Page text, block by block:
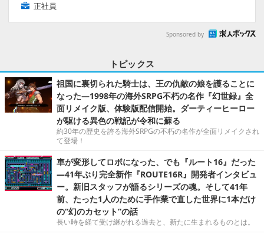
正社員
Sponsored by
トピックス
祖国に裏切られた騎士は、王の仇敵の娘を護ることに
なった―1998年の海外SRPG不朽の名作『幻世録』全
面リメイク版、体験版配信開始。ダーティーヒーロー
が駆ける異色の戦記が令和に蘇る
約30年の歴史を誇る海外SRPGの不朽の名作が全面リメイクされ
て登場！
車が変形してロボになった、でも『ルート16』だった
―41年ぶり完全新作『ROUTE16R』開発者インタビュ
ー。新旧スタッフが語るシリーズの魂。そして41年
前、たった1人のために手作業で直した世界に1本だけ
の“幻のカセット”の話
長い時を経て受け継がれる過去と、新たに生まれるものとは。